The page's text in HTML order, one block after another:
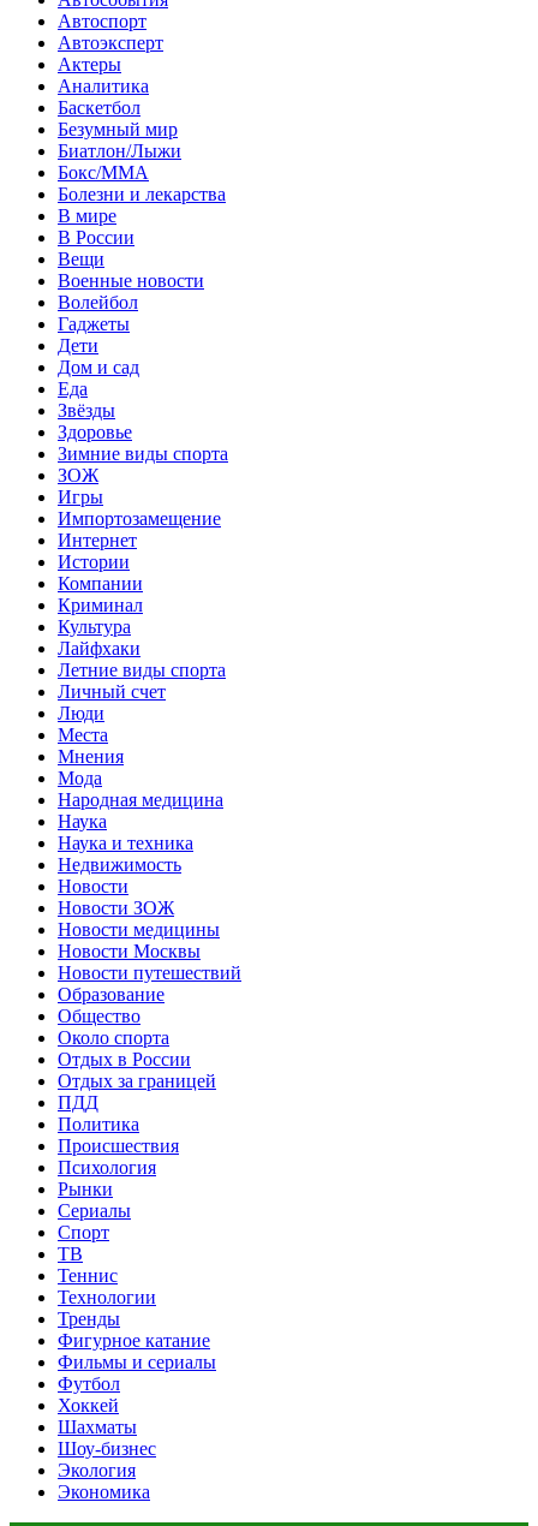
Автоспорт
Автоэксперт
Актеры
Аналитика
Баскетбол
Безумный мир
Биатлон/Лыжи
Бокс/MMA
Болезни и лекарства
В мире
В России
Вещи
Военные новости
Волейбол
Гаджеты
Дети
Дом и сад
Еда
Звёзды
Здоровье
Зимние виды спорта
ЗОЖ
Игры
Импортозамещение
Интернет
Истории
Компании
Криминал
Культура
Лайфхаки
Летние виды спорта
Личный счет
Люди
Места
Мнения
Мода
Народная медицина
Наука
Наука и техника
Недвижимость
Новости
Новости ЗОЖ
Новости медицины
Новости Москвы
Новости путешествий
Образование
Общество
Около спорта
Отдых в России
Отдых за границей
ПДД
Политика
Происшествия
Психология
Рынки
Сериалы
Спорт
ТВ
Теннис
Технологии
Тренды
Фигурное катание
Фильмы и сериалы
Футбол
Хоккей
Шахматы
Шоу-бизнес
Экология
Экономика